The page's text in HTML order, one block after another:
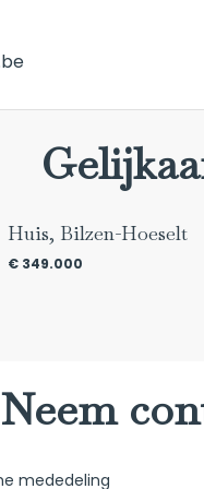
Huis, Bilzen-Hoeselt
€ 349.000
Neem
mededeling